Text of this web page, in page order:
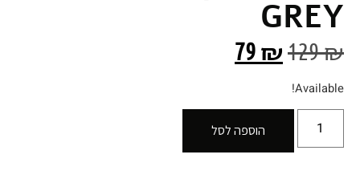
GREY
129₪
79₪
Available!
הוספה לסל